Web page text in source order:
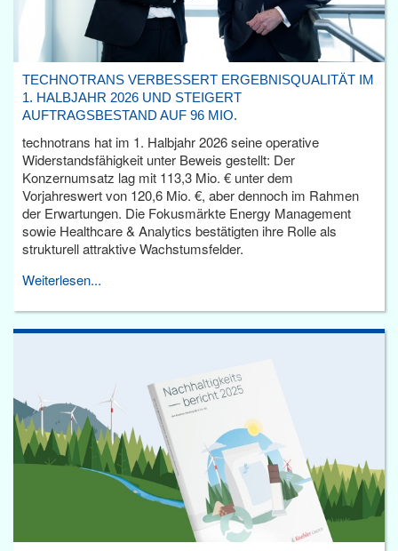
TECHNOTRANS VERBESSERT ERGEBNISQUALITÄT IM
1. HALBJAHR 2026 UND STEIGERT
AUFTRAGSBESTAND AUF 96 MIO.
technotrans hat im 1. Halbjahr 2026 seine operative
Widerstandsfähigkeit unter Beweis gestellt: Der
Konzernumsatz lag mit 113,3 Mio. € unter dem
Vorjahreswert von 120,6 Mio. €, aber dennoch im Rahmen
der Erwartungen. Die Fokusmärkte Energy Management
sowie Healthcare & Analytics bestätigten ihre Rolle als
strukturell attraktive Wachstumsfelder.
Weiterlesen...